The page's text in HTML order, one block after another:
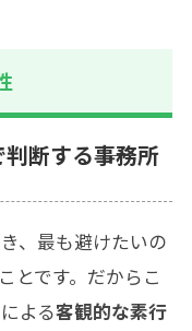
断する――事務所
、最も避けたいの
とです。だからこ
よる客観的な素行